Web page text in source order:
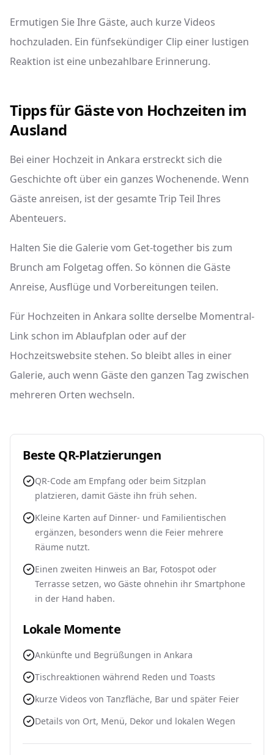
Ermutigen Sie Ihre Gäste, auch kurze Videos
hochzuladen. Ein fünfsekündiger Clip einer lustigen
Reaktion ist eine unbezahlbare Erinnerung.
Tipps für Gäste von Hochzeiten im
Ausland
Bei einer Hochzeit in Ankara erstreckt sich die
Geschichte oft über ein ganzes Wochenende. Wenn
Gäste anreisen, ist der gesamte Trip Teil Ihres
Abenteuers.
Halten Sie die Galerie vom Get-together bis zum
Brunch am Folgetag offen. So können die Gäste
Anreise, Ausflüge und Vorbereitungen teilen.
Für Hochzeiten in Ankara sollte derselbe Momentral-
Link schon im Ablaufplan oder auf der
Hochzeitswebsite stehen. So bleibt alles in einer
Galerie, auch wenn Gäste den ganzen Tag zwischen
mehreren Orten wechseln.
Beste QR-Platzierungen
QR-Code am Empfang oder beim Sitzplan
platzieren, damit Gäste ihn früh sehen.
Kleine Karten auf Dinner- und Familientischen
ergänzen, besonders wenn die Feier mehrere
Räume nutzt.
Einen zweiten Hinweis an Bar, Fotospot oder
Terrasse setzen, wo Gäste ohnehin ihr Smartphone
in der Hand haben.
Lokale Momente
Ankünfte und Begrüßungen in Ankara
Tischreaktionen während Reden und Toasts
kurze Videos von Tanzfläche, Bar und später Feier
Details von Ort, Menü, Dekor und lokalen Wegen